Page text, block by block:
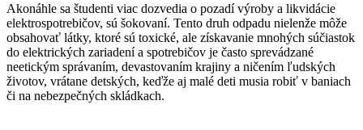
Akonáhle sa študenti viac dozvedia o pozadí výroby a likvidácie
elektrospotrebičov, sú šokovaní. Tento druh odpadu nielenže môže
obsahovať látky, ktoré sú toxické, ale získavanie mnohých súčiastok
do elektrických zariadení a spotrebičov je často sprevádzané
neetickým správaním, devastovaním krajiny a ničením ľudských
životov, vrátane detských, keďže aj malé deti musia robiť v baniach
či na nebezpečných skládkach.